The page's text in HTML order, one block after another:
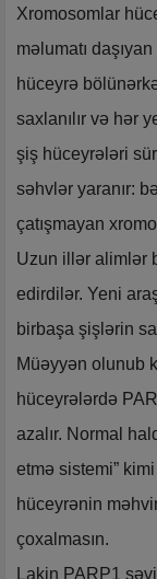
Xromosomlar
məlumatı
hüceyrə
saxlanılır və hər
şiş hüceyrələri
səhvlər yaranır:
çatışmayan
Uzun illər alimlər
edirdilər. Yeni
birbaşa şişlərin
Müəyyən olunub
hüceyrələrdə
azalır. Normal
etmə sistemi”
hüceyrənin
çoxalmasın.
Lakin PARP1